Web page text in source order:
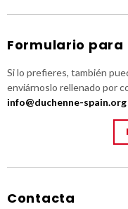
Formulario
Si lo prefieres, también
enviárnoslo rellenado por
info@duchenne-spain.org
Contacta